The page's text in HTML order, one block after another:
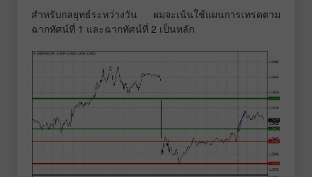
สำหรับกลยุทธ์ระหว่างวัน ผมจะเน้นใช้แผนการเทรดตาม
ฉากทัศน์ที่ 1 และฉากทัศน์ที่ 2 เป็นหลัก